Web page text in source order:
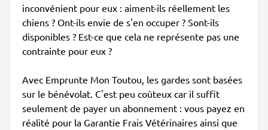
inconvénient pour eux : aiment-ils réellement les
chiens ? Ont-ils envie de s'en occuper ? Sont-ils
disponibles ? Est-ce que cela ne représente pas une
contrainte pour eux ?
Avec Emprunte Mon Toutou, les gardes sont basées
sur le bénévolat. C'est peu coûteux car il suffit
seulement de payer un abonnement : vous payez en
réalité pour la Garantie Frais Vétérinaires ainsi que